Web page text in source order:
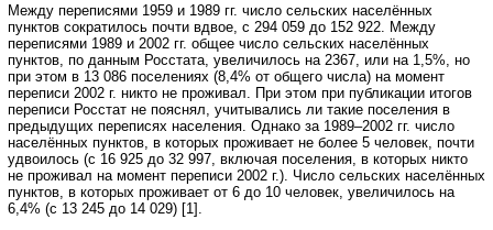
Между переписями 1959 и 1989 гг. число сельских населённых
пунктов сократилось почти вдвое, с 294 059 до 152 922. Между
переписями 1989 и 2002 гг. общее число сельских населённых
пунктов, по данным Росстата, увеличилось на 2367, или на 1,5%, но
при этом в 13 086 поселениях (8,4% от общего числа) на момент
переписи 2002 г. никто не проживал. При этом при публикации итогов
переписи Росстат не пояснял, учитывались ли такие поселения в
предыдущих переписях населения. Однако за 1989–2002 гг. число
населённых пунктов, в которых проживает не более 5 человек, почти
удвоилось (с 16 925 до 32 997, включая поселения, в которых никто
не проживал на момент переписи 2002 г.). Число сельских населённых
пунктов, в которых проживает от 6 до 10 человек, увеличилось на
6,4% (с 13 245 до 14 029) [1].